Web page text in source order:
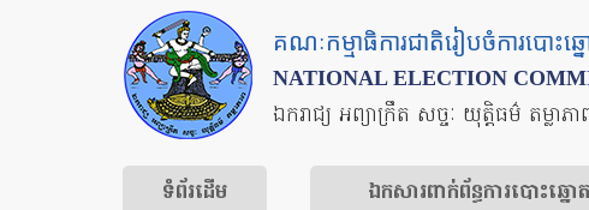
គណៈកម្មាធិការជាតិរៀបចំការបោះ
NATIONAL ELECTION
ឯករាជ្យ អព្យាក្រឹត សច្ចៈ យុត្តិធម៌ តម្លាភា
ទំព័រ​ដើម ឯកសារ​ពាក់ព័ន្ធ​ការ​បោះឆ្នោត